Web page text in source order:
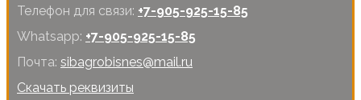
Телефон для связи: +7-905-925-15-85
Whatsapp: +7-905-925-15-85
Почта: sibagrobisnes@mail.ru
Скачать реквизиты